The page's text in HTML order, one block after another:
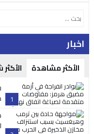
اخبار
الأكثر مشاهدة
1